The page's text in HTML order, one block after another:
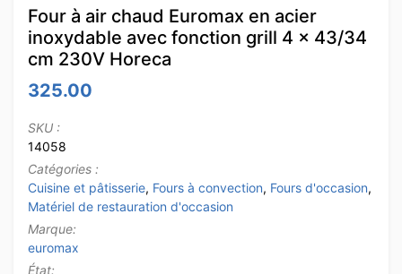
Four à air chaud Euromax en acier
inoxydable avec fonction grill 4 x 43/34
cm 230V Horeca
325.00
SKU :
14058
Catégories :
Cuisine et pâtisserie, Fours à convection, Fours d'occasion,
Matériel de restauration d'occasion
Marque:
euromax
État: